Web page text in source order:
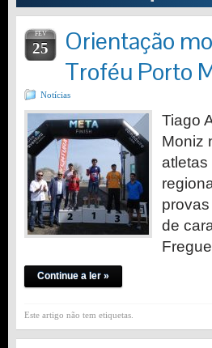
FEV
25
Orientação
Troféu Porto
Notícias
Tiago
Moniz
atletas
de
Continue a ler »
Este artigo não tem etiquetas.